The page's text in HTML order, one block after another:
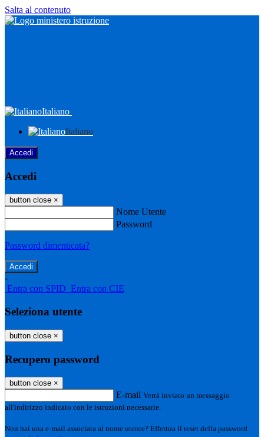
Salta al contenuto
Italiano
Italiano
Accedi
Accedi
button close ×
Nome Utente
Password
Password dimenticata?
-
Entra con SPID Entra con CIE
Seleziona utente
button close ×
Recupero password
button close ×
E-mail Verrà inviato un messaggio
all'indirizzo indicato con le istruzioni necessarie.
Non hai una e-mail associata al nome utente? Effettua il reset della password